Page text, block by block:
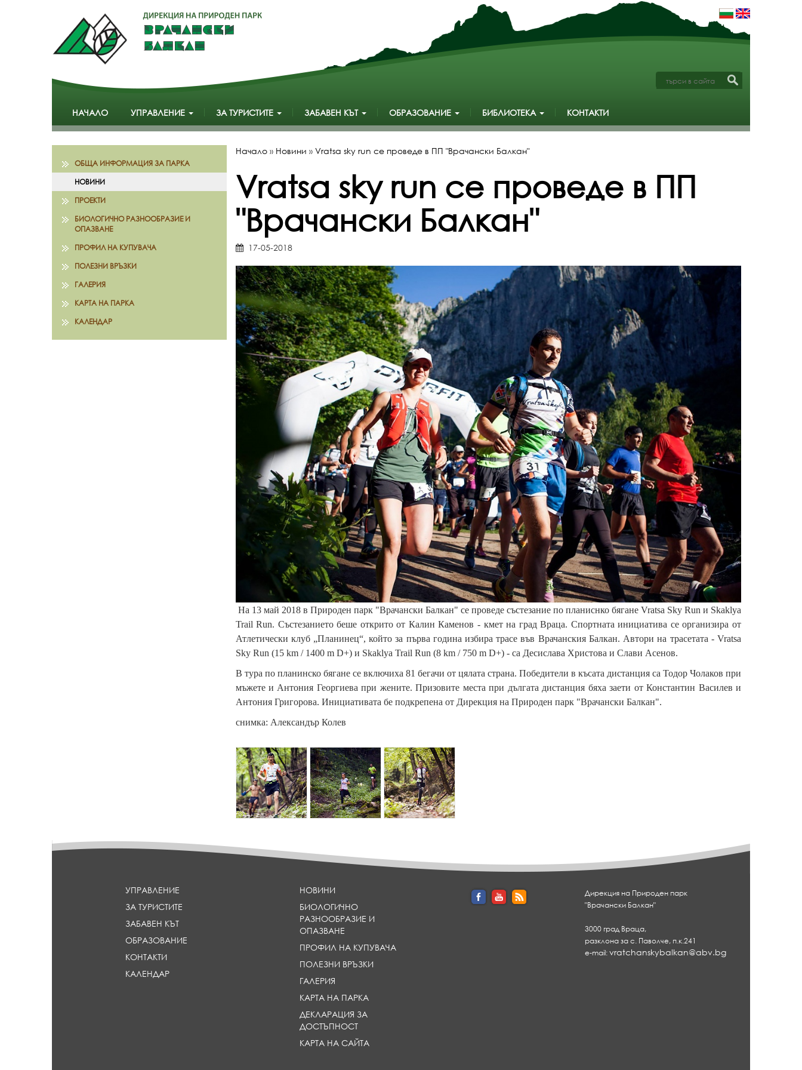
НАЧАЛО УПРАВЛЕНИЕ ЗА ТУРИСТИТЕ ЗАБАВЕН КЪТ ОБРАЗОВАНИЕ БИБЛИОТЕКА КОНТАКТИ
ОБЩА ИНФОРМАЦИЯ ЗА ПАРКА
НОВИНИ
ПРОЕКТИ
БИОЛОГИЧНО РАЗНООБРАЗИЕ И
ОПАЗВАНЕ
ПРОФИЛ НА КУПУВАЧА
ПОЛЕЗНИ ВРЪЗКИ
ГАЛЕРИЯ
КАРТА НА ПАРКА
КАЛЕНДАР
Начало» Новини » Vratsa sky run се проведе в ПП "Врачански Балкан"
Vratsa sky run се проведе в ПП
"Врачански Балкан"
17-05-2018
На 13 май 2018 в Природен парк "Врачански Балкан" се проведе състезание по планиснко бягане Vratsa Sky Run и Skaklya
Trail Run. Състезанието беше открито от Калин Каменов - кмет на град Враца. Спортната инициатива се организира от
Атлетически клуб „Планинец“, който за първа година избира трасе във Врачанския Балкан. Автори на трасетата - Vratsa
Sky Run (15 km / 1400 m D+) и Skaklya Trail Run (8 km / 750 m D+) - са Десислава Христова и Слави Асенов.
В тура по планинско бягане се включиха 81 бегачи от цялата страна. Победители в късата дистанция са Тодор Чолаков при
мъжете и Антония Георгиева при жените. Призовите места при дългата дистанция бяха заети от Константин Василев и
Антония Григорова. Инициативата бе подкрепeна от Дирекция на Природен парк "Врачански Балкан".
снимка: Александър Колев
{
p
a
r
a
m
e
{
p
a
r
a
m
a
l
i
n
e
}
{
p
a
r
a
m
a
УПРАВЛЕНИЕ
ЗА ТУРИСТИТЕ
ЗАБАВЕН КЪТ
ОБРАЗОВАНИЕ
КОНТАКТИ
КАЛЕНДАР
НОВИНИ
БИОЛОГИЧНО
РАЗНООБРАЗИЕ И
ОПАЗВАНЕ
ПРОФИЛ НА КУПУВАЧА
ПОЛЕЗНИ ВРЪЗКИ
ГАЛЕРИЯ
КАРТА НА ПАРКА
ДЕКЛАРАЦИЯ ЗА
ДОСТЪПНОСТ
КАРТА НА САЙТА
Дирекция на Природен парк
"Врачански Балкан"
3000 град Враца,
разклона за с. Паволче, п.к.241
e-mail:vratchanskybalkan@abv.bg